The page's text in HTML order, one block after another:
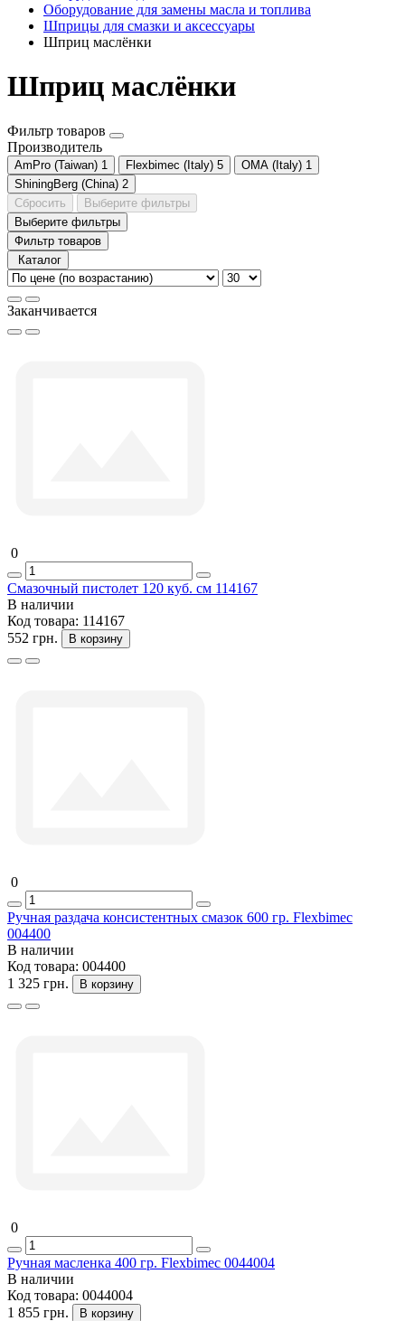
Оборудование для замены масла и топлива
Шприцы для смазки и аксессуары
Шприц маслёнки
Шприц маслёнки
Фильтр товаров
Производитель
AmPro (Taiwan) 1 Flexbimec (Italy) 5 OMA (Italy) 1
ShiningBerg (China) 2
Сбросить
Выберите фильтры
Выберите фильтры
Фильтр товаров
Каталог
Заканчивается
0
Смазочный пистолет 120 куб. см 114167
В наличии
Код товара: 114167
552 грн.
В корзину
0
Ручная раздача консистентных смазок 600 гр. Flexbimec
004400
В наличии
Код товара: 004400
1 325 грн.
В корзину
0
Ручная масленка 400 гр. Flexbimec 0044004
В наличии
Код товара: 0044004
1 855 грн.
В корзину